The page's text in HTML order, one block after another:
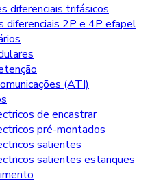
diferenciais trifásicos
diferenciais 2P e 4P efapel
(ATI)
de encastrar
pré-montados
salientes
salientes estanques